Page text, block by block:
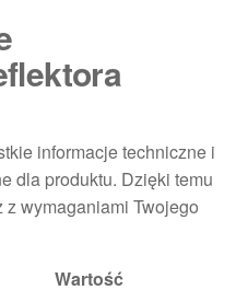
informacje techniczne i
dla produktu. Dzięki temu
wymaganiami Twojego
Wartość